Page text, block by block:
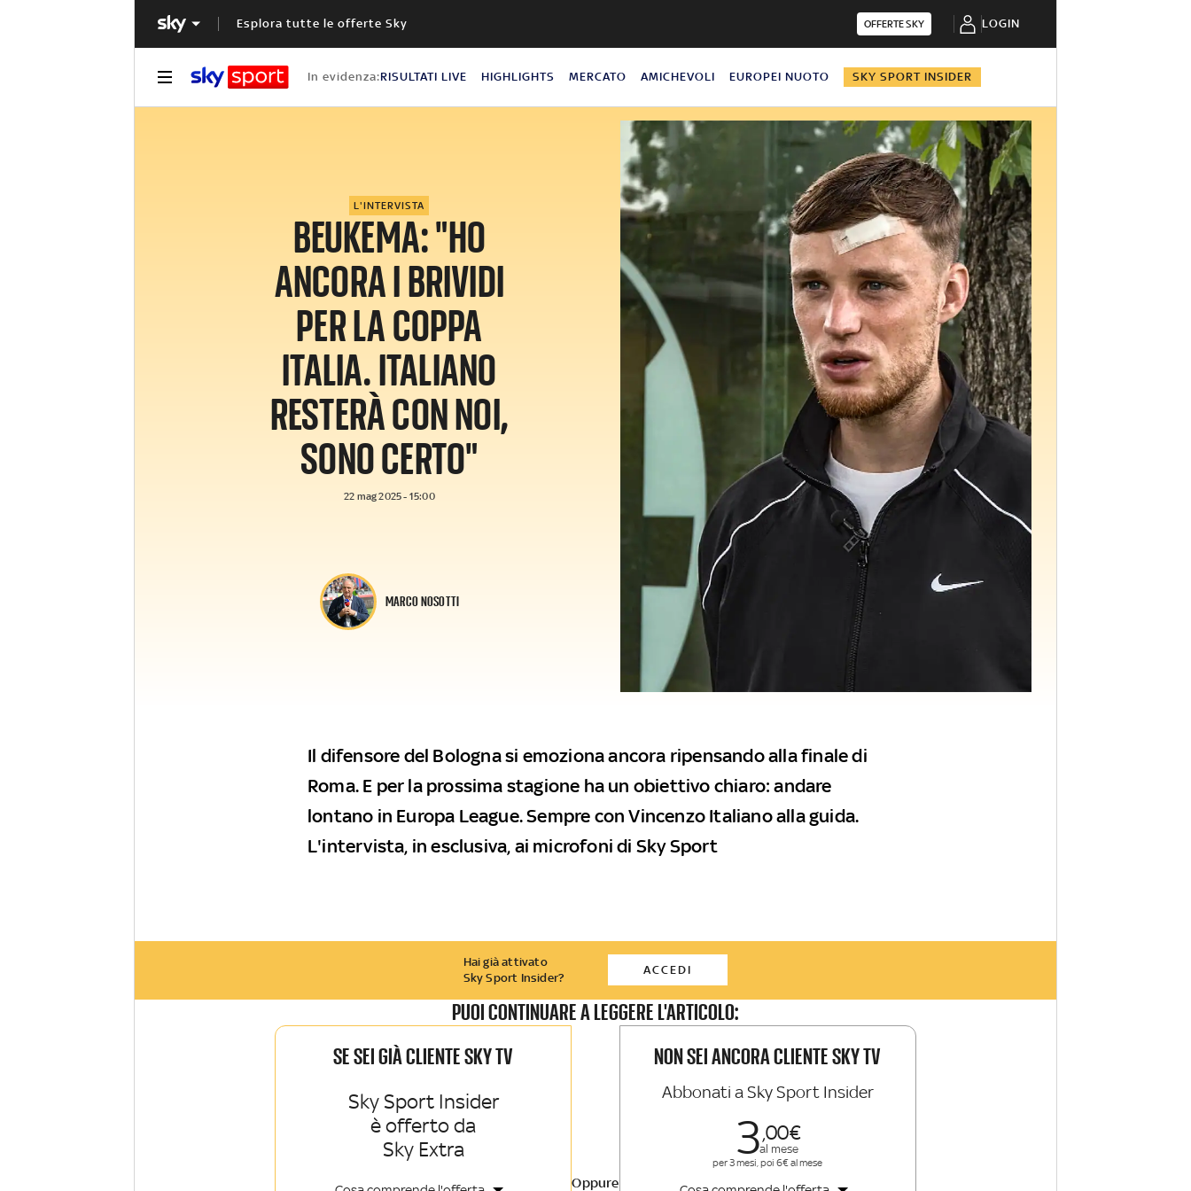
Esplora tutte le offerte Sky OFFERTE SKY LOGIN
In evidenza:RISULTATI LIVE HIGHLIGHTS MERCATO AMICHEVOLI EUROPEI NUOTO SKY SPORT INSIDER
L'INTERVISTA
BEUKEMA: "HO
ANCORA I BRIVIDI
PER LA COPPA
ITALIA. ITALIANO
RESTERÀ CON NOI,
SONO CERTO"
22 mag 2025 - 15:00
MARCO NOSOTTI
Il difensore del Bologna si emoziona ancora ripensando alla finale di
Roma. E per la prossima stagione ha un obiettivo chiaro: andare
lontano in Europa League. Sempre con Vincenzo Italiano alla guida.
L'intervista, in esclusiva, ai microfoni di Sky Sport
Hai già attivato
Sky Sport Insider?
ACCEDI
PUOI CONTINUARE A LEGGERE L'ARTICOLO:
SE SEI GIÀ CLIENTE SKY TV
Sky Sport Insider
è offerto da
Sky Extra
Oppure
NON SEI ANCORA CLIENTE SKY TV
Abbonati a Sky Sport Insider
300
al mese
per 3 mesi, poi 6€ al mese